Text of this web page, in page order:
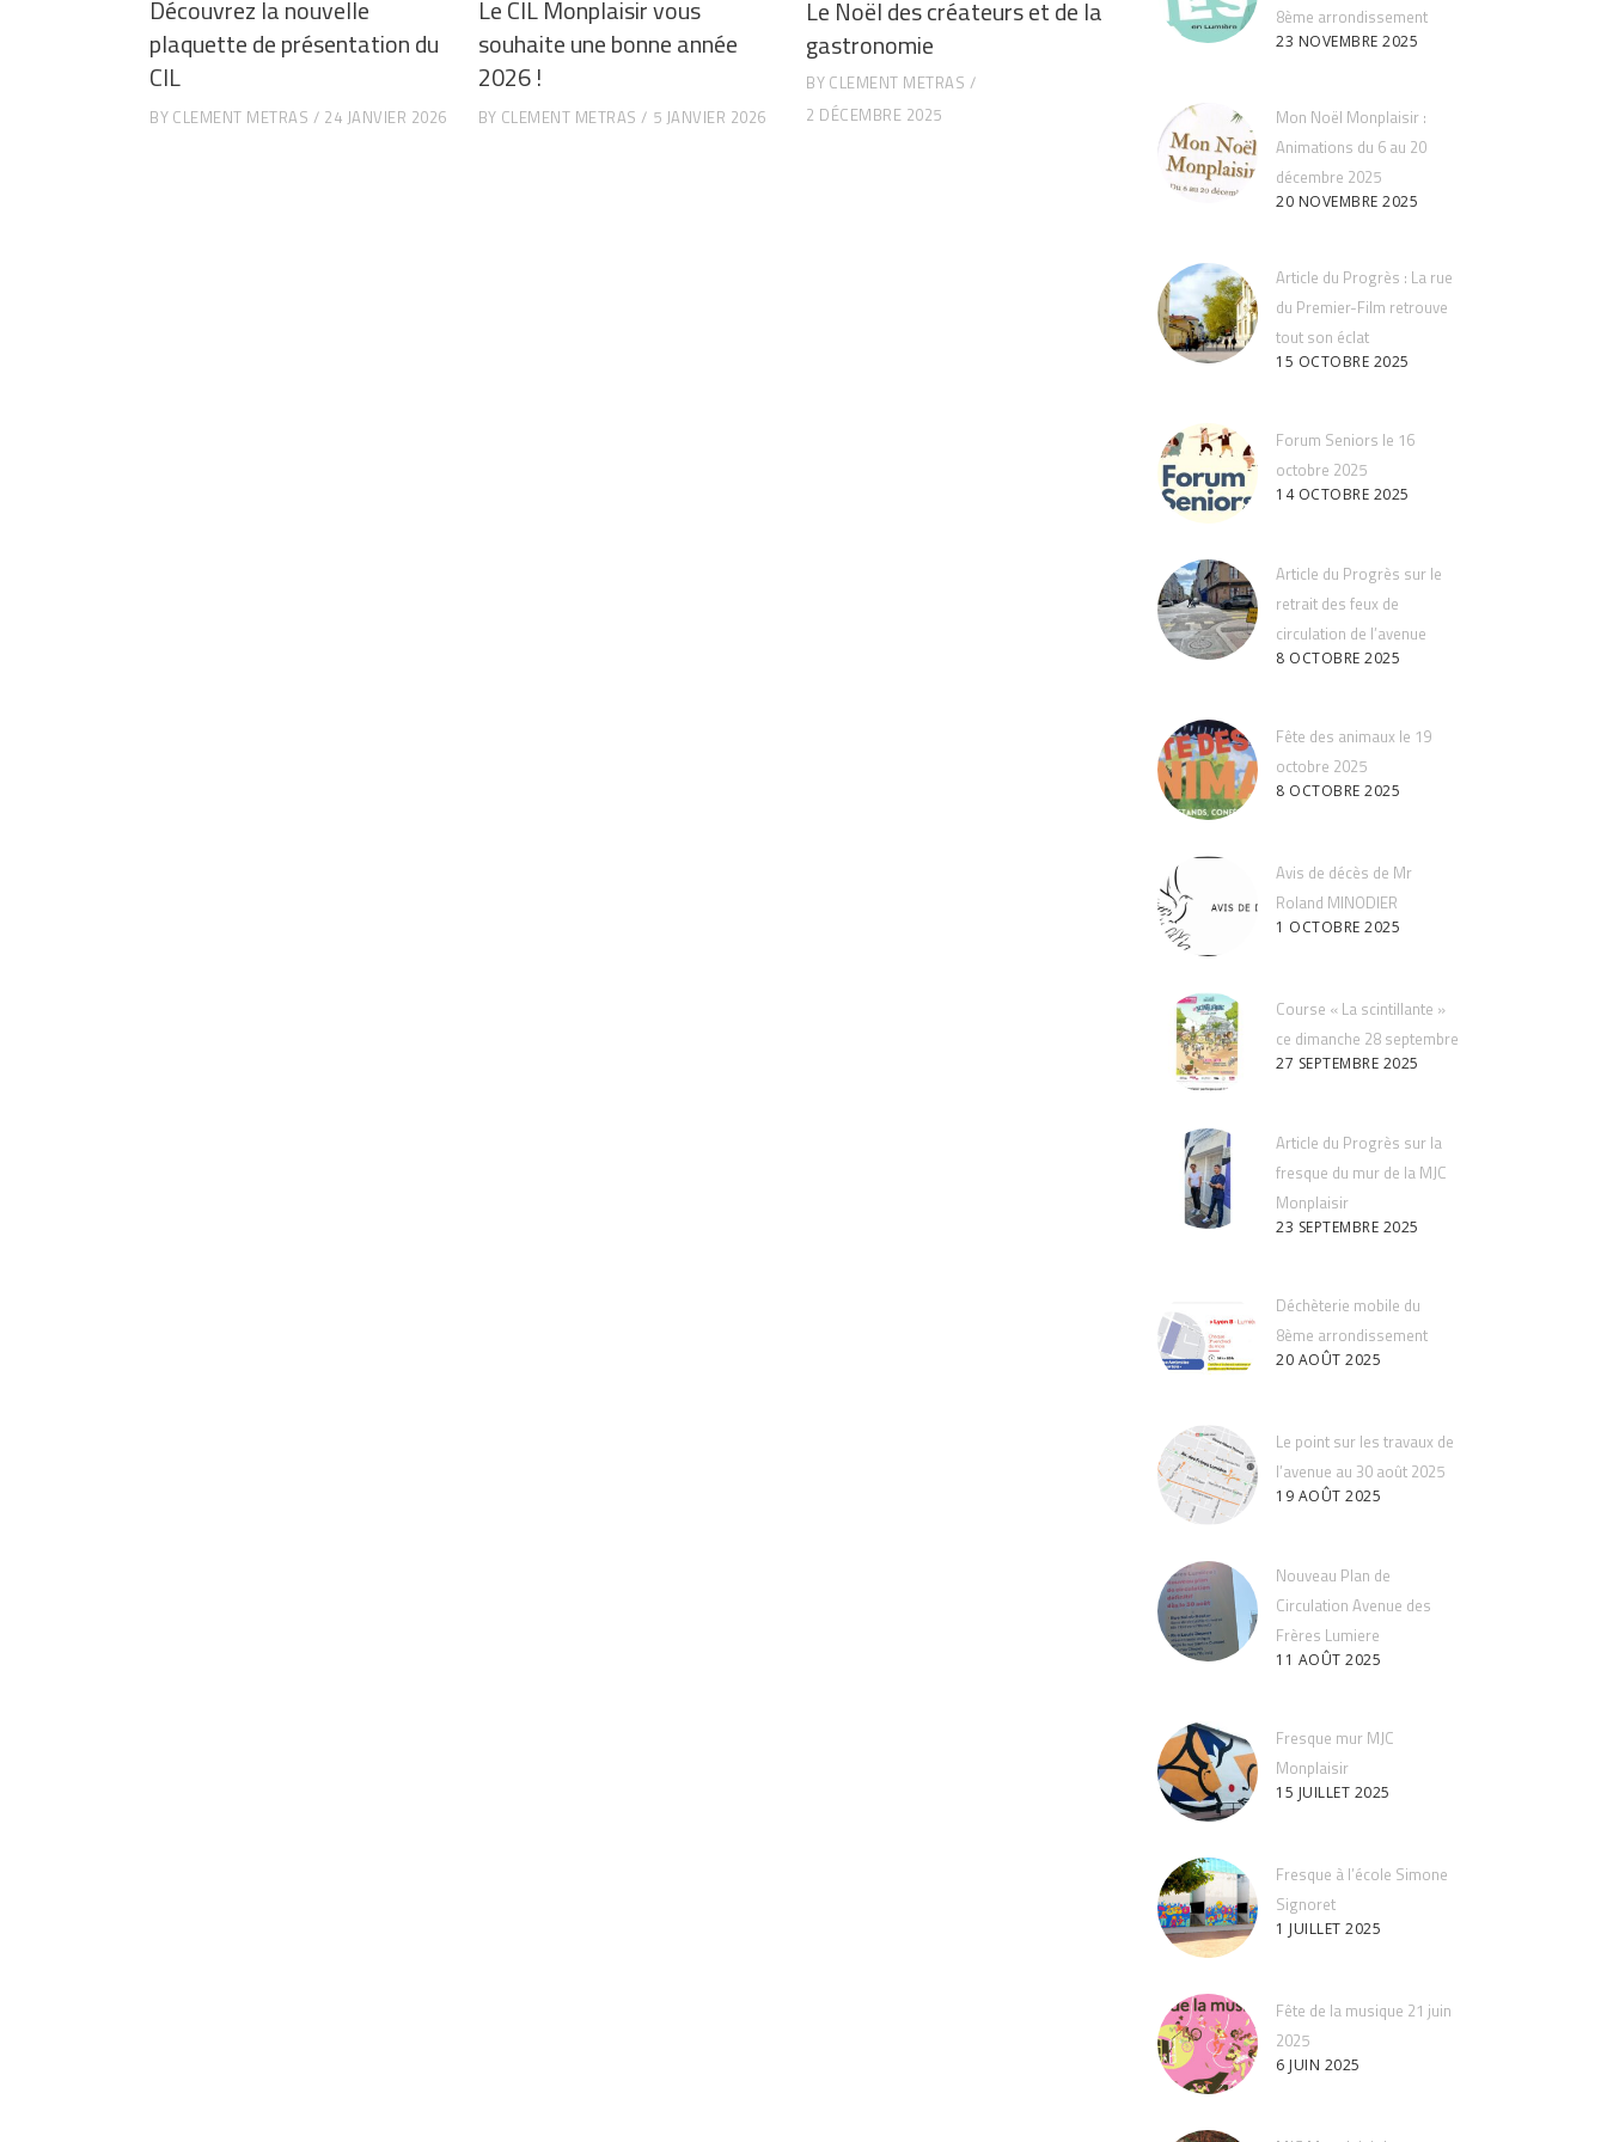
Découvrez la nouvelle
plaquette de présentation du
CIL
BY CLEMENT METRAS 24 JANVIER 2026
Le CIL Monplaisir vous
souhaite une bonne année
2026 !
BY CLEMENT METRAS 5 JANVIER 2026
Le Noël des créateurs et de la
gastronomie
BY CLEMENT METRAS
2 DÉCEMBRE 2025
8ème arrondissement
23 NOVEMBRE 2025
Mon Noël Monplaisir :
Animations du 6 au 20
décembre 2025
20 NOVEMBRE 2025
Article du Progrès : La rue
du Premier-Film retrouve
tout son éclat
15 OCTOBRE 2025
Forum Seniors le 16
octobre 2025
14 OCTOBRE 2025
Article du Progrès sur le
retrait des feux de
circulation de l’avenue
8 OCTOBRE 2025
Fête des animaux le 19
octobre 2025
8 OCTOBRE 2025
Avis de décès de Mr
Roland MINODIER
1 OCTOBRE 2025
Course « La scintillante »
ce dimanche 28 septembre
27 SEPTEMBRE 2025
Article du Progrès sur la
fresque du mur de la MJC
Monplaisir
23 SEPTEMBRE 2025
Déchèterie mobile du
8ème arrondissement
20 AOÛT 2025
Le point sur les travaux de
l’avenue au 30 août 2025
19 AOÛT 2025
Nouveau Plan de
Circulation Avenue des
Frères Lumiere
11 AOÛT 2025
Fresque mur MJC
Monplaisir
15 JUILLET 2025
Fresque à l’école Simone
Signoret
1 JUILLET 2025
Fête de la musique 21 juin
2025
6 JUIN 2025